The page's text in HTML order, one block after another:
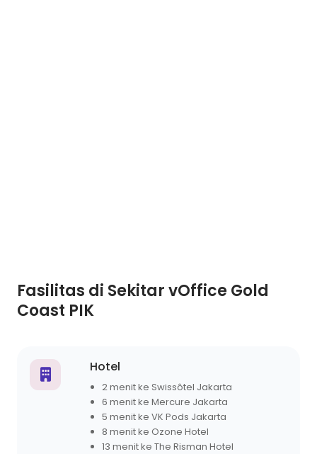
Fasilitas di Sekitar vOffice Gold
Coast PIK
Hotel
2 menit ke Swissôtel Jakarta
6 menit ke Mercure Jakarta
5 menit ke VK Pods Jakarta
8 menit ke Ozone Hotel
13 menit ke The Risman Hotel